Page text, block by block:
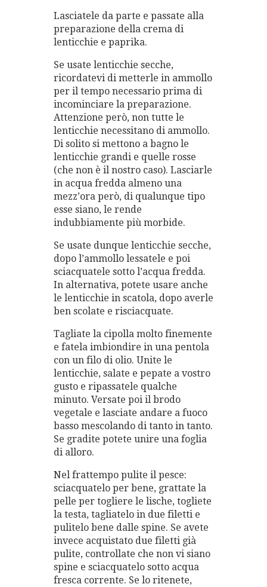
Lasciatele da parte e passate alla
preparazione della crema di
lenticchie e paprika.
Se usate lenticchie secche,
ricordatevi di metterle in ammollo
per il tempo necessario prima di
incominciare la preparazione.
Attenzione però, non tutte le
lenticchie necessitano di ammollo.
Di solito si mettono a bagno le
lenticchie grandi e quelle rosse
(che non è il nostro caso). Lasciarle
in acqua fredda almeno una
mezz’ora però, di qualunque tipo
esse siano, le rende
indubbiamente più morbide.
Se usate dunque lenticchie secche,
dopo l’ammollo lessatele e poi
sciacquatele sotto l’acqua fredda.
In alternativa, potete usare anche
le lenticchie in scatola, dopo averle
ben scolate e risciacquate.
Tagliate la cipolla molto finemente
e fatela imbiondire in una pentola
con un filo di olio. Unite le
lenticchie, salate e pepate a vostro
gusto e ripassatele qualche
minuto. Versate poi il brodo
vegetale e lasciate andare a fuoco
basso mescolando di tanto in tanto.
Se gradite potete unire una foglia
di alloro.
Nel frattempo pulite il pesce:
sciacquatelo per bene, grattate la
pelle per togliere le lische, togliete
la testa, tagliatelo in due filetti e
pulitelo bene dalle spine. Se avete
invece acquistato due filetti già
pulite, controllate che non vi siano
spine e sciacquatelo sotto acqua
fresca corrente. Se lo ritenete,